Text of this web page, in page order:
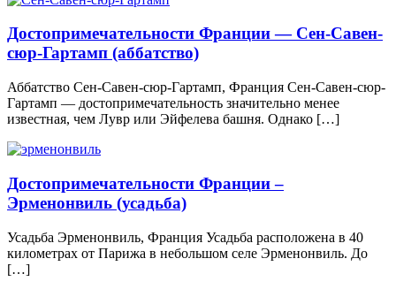
Достопримечательности Франции — Сен-Савен-
сюр-Гартамп (аббатство)
Аббатство Сен-Савен-сюр-Гартамп, Франция Сен-Савен-сюр-
Гартамп — достопримечательность значительно менее
известная, чем Лувр или Эйфелева башня. Однако […]
Достопримечательности Франции –
Эрменонвиль (усадьба)
Усадьба Эрменонвиль, Франция Усадьба расположена в 40
километрах от Парижа в небольшом селе Эрменонвиль. До
[…]